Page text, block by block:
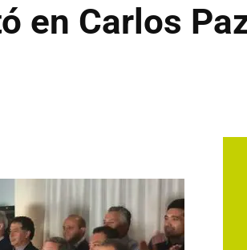
en Carlos